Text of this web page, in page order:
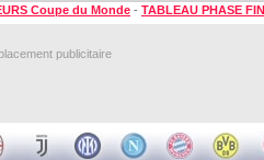
Coupe du Monde - TABLEAU PHASE
publicitaire